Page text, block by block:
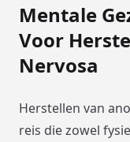
Mentale
Voor
Nervosa
Herstellen van
reis die zowel